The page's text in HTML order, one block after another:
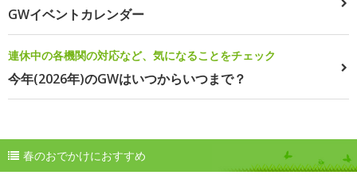
GWイベントカレンダー
連休中の各機関の対応など、気になることをチェック
今年(2026年)のGWはいつからいつまで？
春のおでかけにおすすめ